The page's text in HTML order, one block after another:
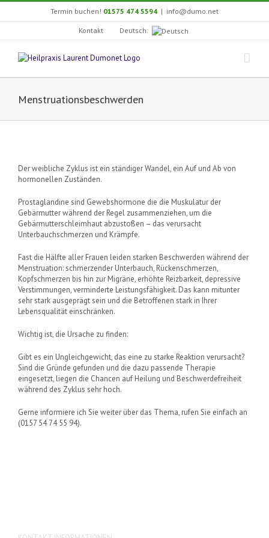
Zum
Termin buchen! 01575 474 5594 | info@dumo.net
Kontakt Deutsch:
Menstruationsbeschwerden
Der weibliche Zyklus ist ein ständiger Wandel, ein Auf und Ab von
hormonellen Zuständen.
Prostaglandine sind Gewebshormone die die Muskulatur der
Gebärmutter während der Regel zusammenziehen, um die
Gebärmutterschleimhaut abzustoßen – das verursacht
Unterbauchschmerzen und Krämpfe.
Fast die Hälfte aller Frauen leiden starken Beschwerden während der
Menstruation: schmerzender Unterbauch, Rückenschmerzen,
Kopfschmerzen bis hin zur Migräne, erhöhte Reizbarkeit, depressive
Verstimmungen, verminderte Leistungsfähigkeit. Das kann mitunter
sehr stark ausgeprägt sein und die Betroffenen stark in Ihrer
Lebensqualität einschränken.
Wichtig ist, die Ursache zu finden:
Gibt es ein Ungleichgewicht, das eine zu starke Reaktion verursacht?
Sind die Gründe gefunden und die dazu passende Therapie
eingesetzt, liegen die Chancen auf Heilung und Beschwerdefreiheit
während des Zyklus sehr hoch.
Gerne informiere ich Sie weiter über das Thema, rufen Sie einfach an
(0157 54 74 55 94).